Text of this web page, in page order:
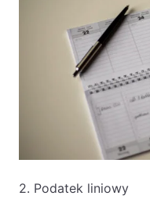
2. Podatek liniowy